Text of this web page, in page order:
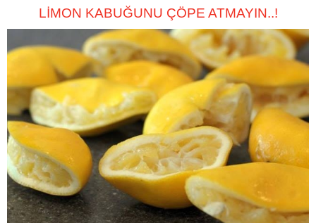
LİMON KABUĞUNU ÇÖPE ATMAYIN..!